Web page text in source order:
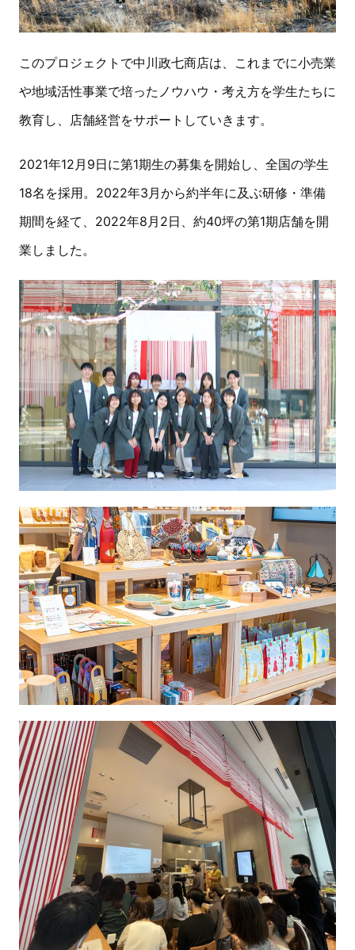
このプロジェクトで中川政七商店は、これまでに小売業
や地域活性事業で培ったノウハウ・考え方を学生たちに
教育し、店舗経営をサポートしていきます。
2021年12月9日に第1期生の募集を開始し、全国の学生
18名を採用。2022年3月から約半年に及ぶ研修・準備
期間を経て、2022年8月2日、約40坪の第1期店舗を開
業しました。